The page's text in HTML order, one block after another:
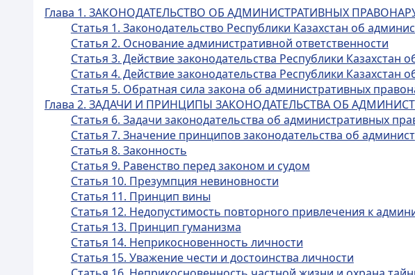
Глава 1. ЗАКОНОДАТЕЛЬСТВО ОБ АДМИНИСТРАТИВНЫХ
Статья 1. Законодательство Республики Казахстан об
Статья 2. Основание административной ответственности
Статья 3. Действие законодательства Республики
Статья 4. Действие законодательства Республики
Статья 5. Обратная сила закона об административных
Глава 2. ЗАДАЧИ И ПРИНЦИПЫ ЗАКОНОДАТЕЛЬСТВА ОБ
Статья 6. Задачи законодательства об административных
Статья 7. Значение принципов законодательства об
Статья 8. Законность
Статья 9. Равенство перед законом и судом
Статья 10. Презумпция невиновности
Статья 11. Принцип вины
Статья 12. Недопустимость повторного привлечения к
Статья 13. Принцип гуманизма
Статья 14. Неприкосновенность личности
Статья 15. Уважение чести и достоинства личности